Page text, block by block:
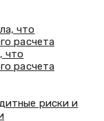
что
расчета